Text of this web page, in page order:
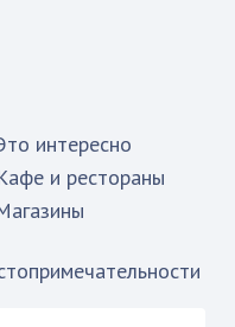
интересно
и рестораны